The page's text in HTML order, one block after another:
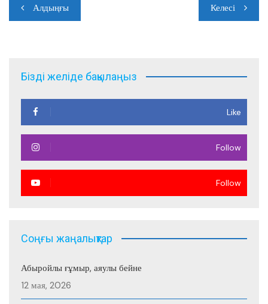
k
Навигация
по
Алдыңғы Келесі
Бізді желіде бақылаңыз
Like
Follow
Follow
Соңғы жаңалықтар
Абыройлы ғұмыр, аяулы бейне
12 мая, 2026